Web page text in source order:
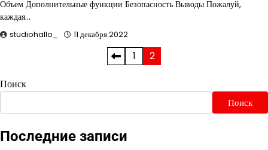
Объем Дополнительные функции Безопасность Выводы Пожалуй,
каждая…
studiohallo_ 11 декабря 2022
записей
1 2
Поиск
Поиск
Последние записи